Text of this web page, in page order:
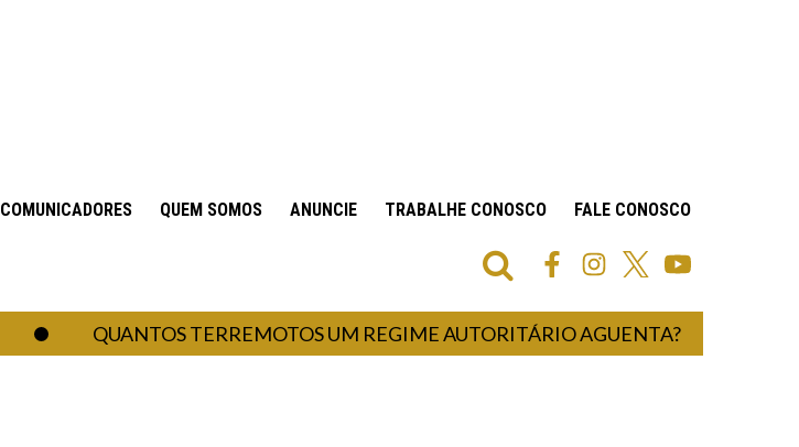
COMUNICADORES QUEM SOMOS ANUNCIE TRABALHE CONOSCO FALE CONOSCO
QUANTOS TERREMOTOS UM REGIME AUTORITÁRIO AGUENTA?